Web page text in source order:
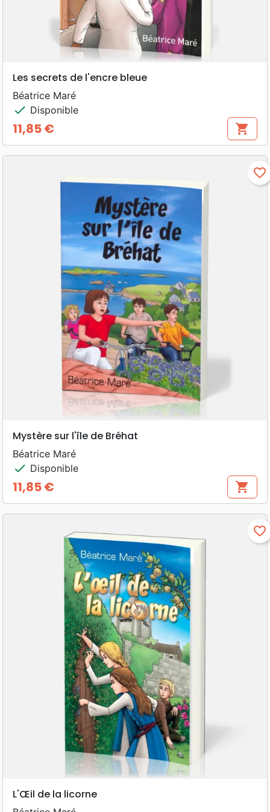
Les secrets de l'encre bleue
Béatrice Maré
check Disponible
Prix
11,85 € shopping_cart
favorite_border
Mystère sur l'île de Bréhat
Béatrice Maré
check Disponible
Prix
11,85 € shopping_cart
favorite_border
L'Œil de la licorne